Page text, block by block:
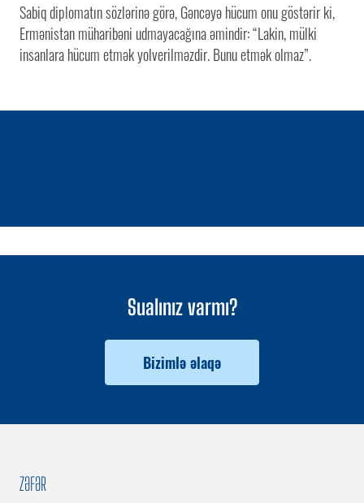
Sabiq diplomatın sözlərinə görə, Gəncəyə hücum onu göstərir ki,
Ermənistan müharibəni udmayacağına əmindir: “Lakin, mülki
insanlara hücum etmək yolverilməzdir. Bunu etmək olmaz”.
Sualınız varmı?
Bizimlə əlaqə
ZƏFƏR